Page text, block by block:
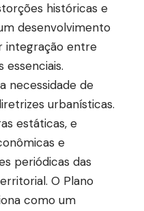
históricas e
desenvolvimento
integração entre
essenciais.
necessidade de
urbanísticas.
estáticas, e
e
periódicas das
O Plano
como um